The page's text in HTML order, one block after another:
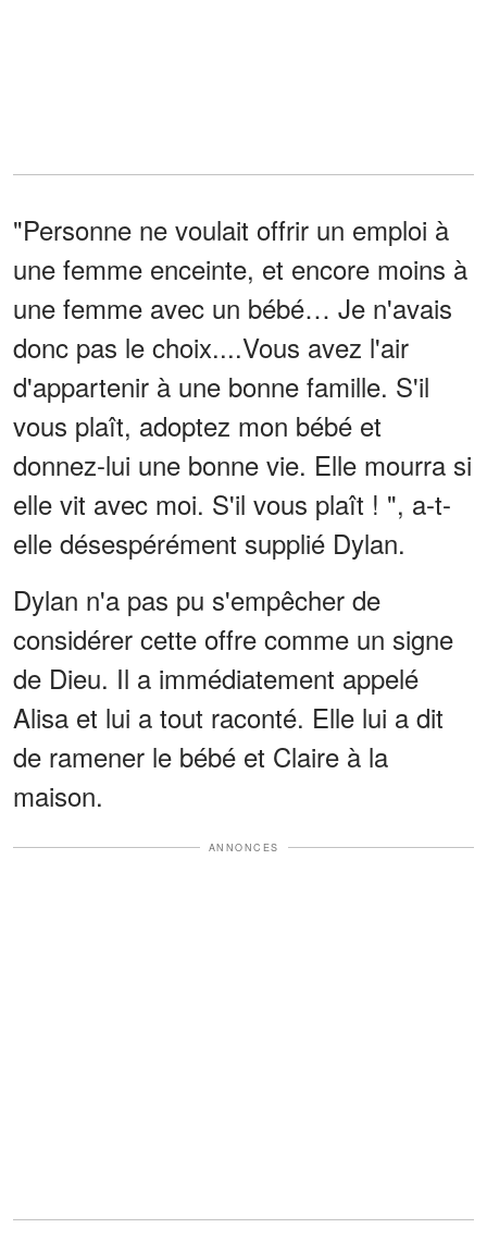
"Personne ne voulait offrir un emploi à
une femme enceinte, et encore moins à
une femme avec un bébé… Je n'avais
donc pas le choix....Vous avez l'air
d'appartenir à une bonne famille. S'il
vous plaît, adoptez mon bébé et
donnez-lui une bonne vie. Elle mourra si
elle vit avec moi. S'il vous plaît ! ", a-t-
elle désespérément supplié Dylan.
Dylan n'a pas pu s'empêcher de
considérer cette offre comme un signe
de Dieu. Il a immédiatement appelé
Alisa et lui a tout raconté. Elle lui a dit
de ramener le bébé et Claire à la
maison.
ANNONCES